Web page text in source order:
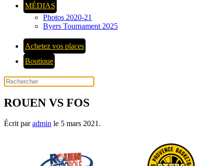
MÉDIAS
Photos 2020-21
Byers Tournament 2025
Achetez vos places
Boutique
ROUEN VS FOS
Écrit paradmin le 5 mars 2021 .